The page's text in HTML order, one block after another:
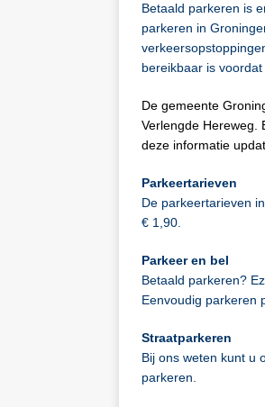
Betaald parkeren is
parkeren in
bereikbaar is
De gemeente
Verlengde Hereweg.
deze informatie
Parkeertarieven
De parkeertarieven
€ 1,90.
Parkeer en bel
Betaald parkeren?
Eenvoudig parkeren
Straatparkeren
Bij ons weten kunt u
parkeren.